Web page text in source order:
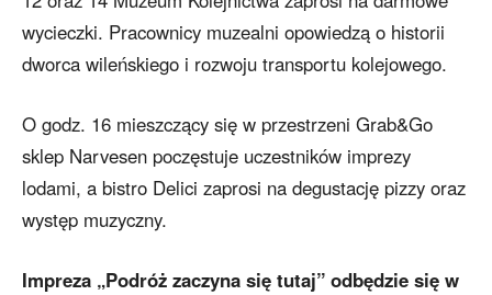
wycieczki. Pracownicy muzealni opowiedzą o historii
dworca wileńskiego i rozwoju transportu kolejowego.
O godz. 16 mieszczący się w przestrzeni Grab&Go
sklep Narvesen poczęstuje uczestników imprezy
lodami, a bistro Delici zaprosi na degustację pizzy oraz
występ muzyczny.
Impreza „Podróż zaczyna się tutaj” odbędzie się w